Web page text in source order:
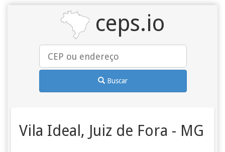
ceps.io
Buscar
Vila Ideal, Juiz de Fora - MG